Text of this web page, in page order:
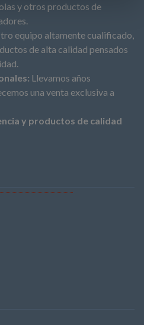
y otros productos de
equipo altamente cualificado,
de alta calidad pensados
Llevamos años
una venta exclusiva a
y productos de calidad